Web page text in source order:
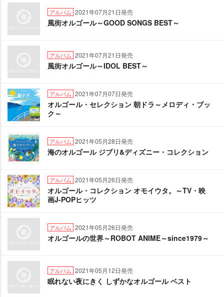
アルバム 2021年07月21日発売
風街オルゴール～GOOD SONGS BEST～
アルバム 2021年07月21日発売
風街オルゴール～IDOL BEST～
アルバム 2021年07月07日発売
オルゴール・セレクション 朝ドラ～メロディ・ブッ
ク～
アルバム 2021年05月28日発売
海のオルゴール ジブリ&ディズニー・コレクション
アルバム 2021年05月26日発売
オルゴール・コレクション オモイウタ。～TV・映
画J-POPヒッツ
アルバム 2021年05月26日発売
オルゴールの世界～ROBOT ANIME～since1979～
アルバム 2021年05月12日発売
眠れない夜にきく しずかなオルゴール ベスト